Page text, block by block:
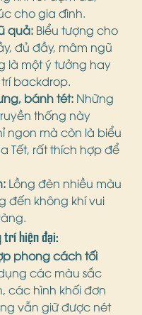
cho gia đình.
quả: Biểu tượng cho
đủ đầy, mâm ngũ
là một ý tưởng hay
backdrop.
bánh tét: Những
thống này
ngon mà còn là biểu
Tết, rất thích hợp để
Lồng đèn nhiều màu
đến không khí vui
trí hiện đại:
phong cách tối
các màu sắc
các hình khối đơn
vẫn giữ được nét